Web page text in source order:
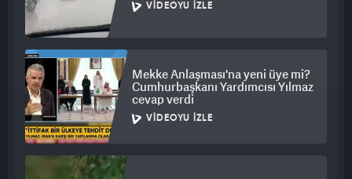
VIDEOYU İZLE
Mekke Anlaşması'na yeni üye mi?
Cumhurbaşkanı Yardımcısı Yılmaz
cevap verdi
VIDEOYU İZLE